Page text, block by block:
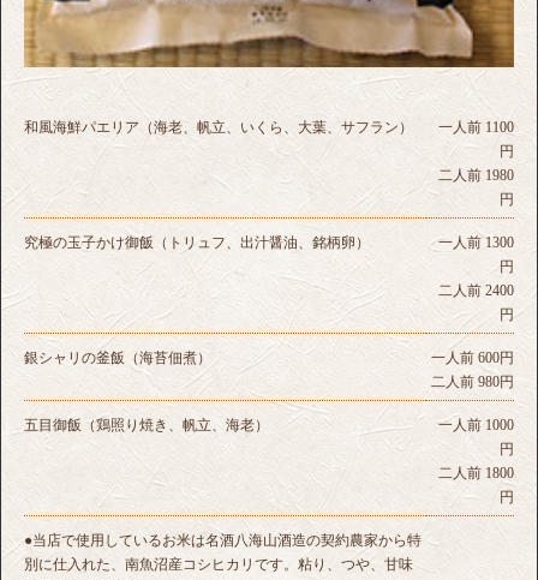
和風海鮮パエリア（海老、帆立、いくら、大葉、サフラン）
一人前 1100
円
二人前 1980
円
究極の玉子かけ御飯（トリュフ、出汁醤油、銘柄卵）
一人前 1300
円
二人前 2400
円
銀シャリの釜飯（海苔佃煮）
一人前 600円
二人前 980円
五目御飯（鶏照り焼き、帆立、海老）
一人前 1000
円
二人前 1800
円
●当店で使用しているお米は名酒八海山酒造の契約農家から特
別に仕入れた、南魚沼産コシヒカリです。粘り、つや、甘味